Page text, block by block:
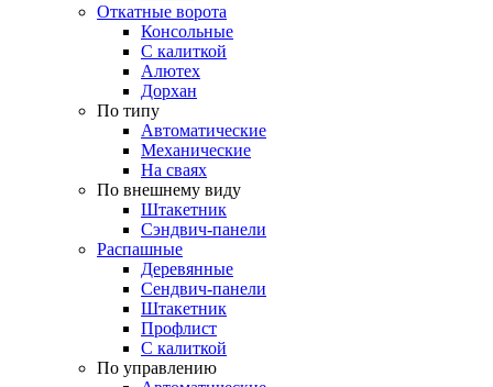
Откатные ворота
Консольные
С калиткой
Алютех
Дорхан
По типу
Автоматические
Механические
На сваях
По внешнему виду
Штакетник
Сэндвич-панели
Распашные
Деревянные
Сендвич-панели
Штакетник
Профлист
С калиткой
По управлению